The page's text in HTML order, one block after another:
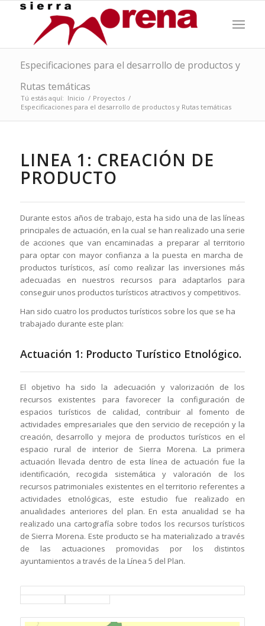
Especificaciones para el desarrollo de productos y
Rutas temáticas
Tú estás aquí: Inicio / Proyectos /
Especificaciones para el desarrollo de productos y Rutas temáticas
LINEA 1: CREACIÓN DE
PRODUCTO
Durante estos años de trabajo, esta ha sido una de las líneas
principales de actuación, en la cual se han realizado una serie
de acciones que van encaminadas a preparar al territorio
para optar con mayor confianza a la puesta en marcha de
productos turísticos, así como realizar las inversiones más
adecuadas en nuestros recursos para adaptarlos para
conseguir unos productos turísticos atractivos y competitivos.
Han sido cuatro los productos turísticos sobre los que se ha
trabajado durante este plan:
Actuación 1: Producto Turístico Etnológico.
El objetivo ha sido la adecuación y valorización de los
recursos existentes para favorecer la configuración de
espacios turísticos de calidad, contribuir al fomento de
actividades empresariales que den servicio de recepción y la
creación, desarrollo y mejora de productos turísticos en el
espacio rural de interior de Sierra Morena. La primera
actuación llevada dentro de esta línea de actuación fue la
identificación, recogida sistemática y valoración de los
recursos patrimoniales existentes en el territorio referentes a
actividades etnológicas, este estudio fue realizado en
anualidades anteriores del plan. En esta anualidad se ha
realizado una cartografía sobre todos los recursos turísticos
de Sierra Morena. Este producto se ha materializado a través
de las actuaciones promovidas por los distintos
ayuntamientos a través de la Línea 5 del Plan.